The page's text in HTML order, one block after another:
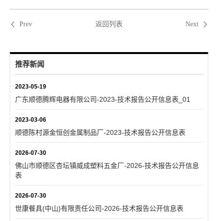
Prev 返回列表 Next
推荐新闻
2023-05-19
广东顺德腾辉电器有限公司-2023-技术报告公开信息表_01
2023-03-06
顺德陈村源金恒创金属制品厂-2023-技术报告公开信息表
2026-07-30
佛山市顺德区杏坛镇威成塑料五金厂-2026-技术报告公开信息
表
2026-07-30
世康餐具(中山)有限责任公司-2026-技术报告公开信息表